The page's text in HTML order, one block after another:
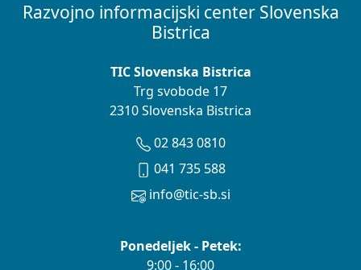
Razvojno informacijski center Slovenska
Bistrica
TIC Slovenska Bistrica
Trg svobode 17
2310 Slovenska Bistrica
02 843 0810
041 735 588
info@tic-sb.si
Ponedeljek - Petek:
9:00 - 16:00